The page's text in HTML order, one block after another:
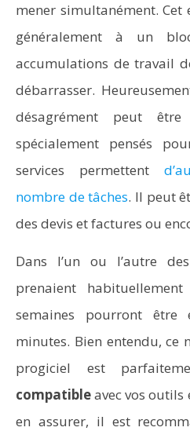
mener simultanément.
généralement à un
accumulations de travail
débarrasser.
désagrément peut
spécialement pensés
services permettent
nombre de tâches. Il peut
des devis et factures ou
Dans l’un ou l’autre
prenaient
semaines pourront être
minutes. Bien entendu, ce
progiciel est
compatibleavec vos
en assurer, il est